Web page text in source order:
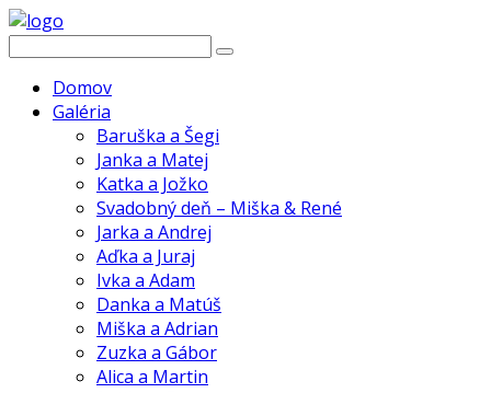
Domov
Galéria
Baruška a Šegi
Janka a Matej
Katka a Jožko
Svadobný deň – Miška & René
Jarka a Andrej
Aďka a Juraj
Ivka a Adam
Danka a Matúš
Miška a Adrian
Zuzka a Gábor
Alica a Martin